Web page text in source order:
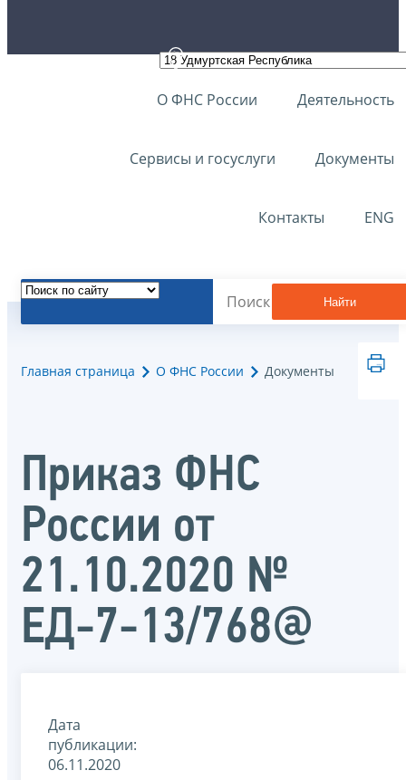
О ФНС России Деятельность
Сервисы и госуслуги Документы
Контакты ENG
Найти
Главная страница О ФНС России Документы
Приказ ФНС
России от
21.10.2020 №
ЕД-7-13/768@
Дата
публикации:
06.11.2020